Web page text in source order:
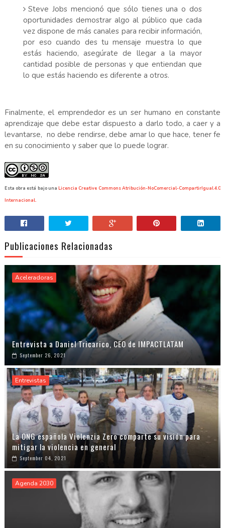
Steve Jobs mencionó que sólo tienes una o dos
oportunidades demostrar algo al público que cada
vez dispone de más canales para recibir información,
por eso cuando des tu mensaje muestra lo que
estás haciendo, asegúrate de llegar a la mayor
cantidad posible de personas y que entiendan que
lo que estás haciendo es diferente a otros.
Finalmente, el emprendedor es un ser humano en constante
aprendizaje que debe estar dispuesto a darlo todo, a caer y a
levantarse, no debe rendirse, debe amar lo que hace, tener fe
en su conocimiento y saber que lo puede lograr.
Esta obra está bajo unaLicencia Creative Commons Atribución-NoComercial-CompartirIgual 4.0
Internacional.
Publicaciones Relacionadas
Aceleradoras
Entrevista a Daniel Tricarico, CEO de IMPACTLATAM
September 26, 2021
Entrevistas
La ONG española Violenzia Zero comparte su visión para
mitigar la violencia en general
September 04, 2021
Agenda 2030